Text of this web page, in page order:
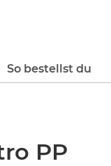
So bestellst du
PP